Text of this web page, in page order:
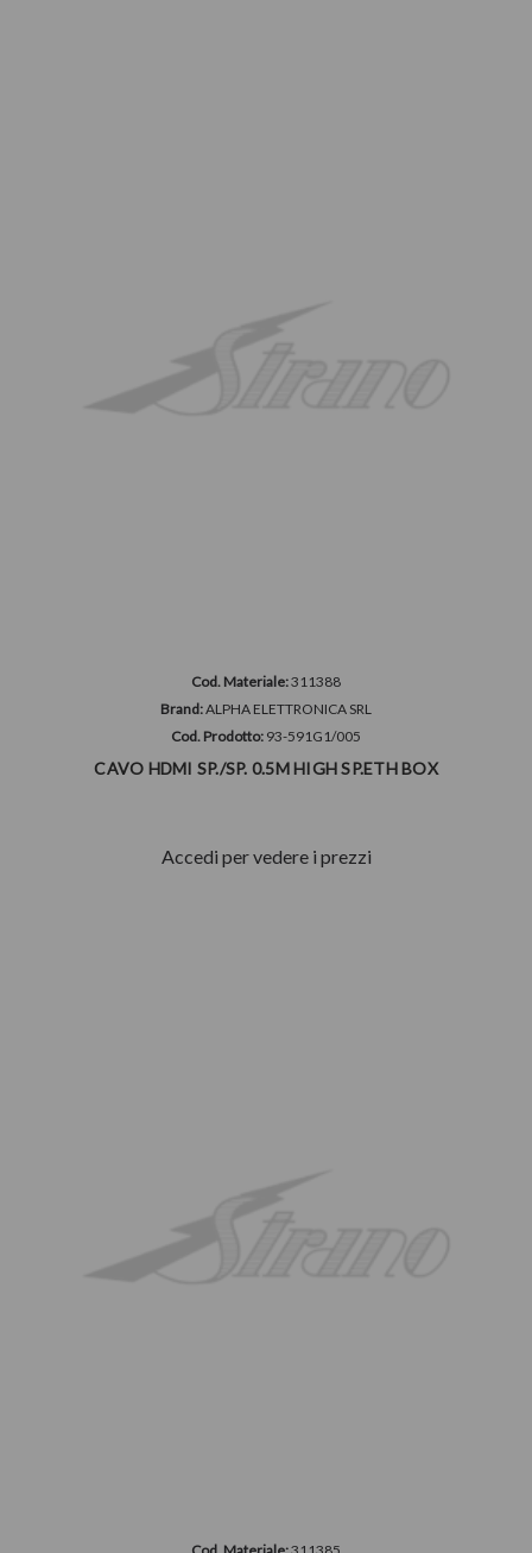
Cod. Materiale:311388
Brand:ALPHA ELETTRONICA SRL
Cod. Prodotto: 93-591G1/005
CAVO HDMI SP./SP. 0.5M HIGH SP.ETH BOX
Accedi per vedere i prezzi